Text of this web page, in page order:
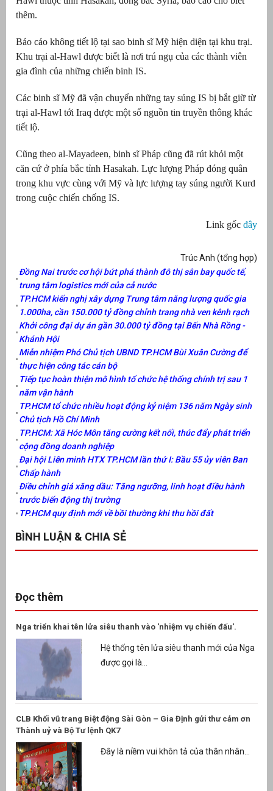
thêm.
Báo cáo không tiết lộ tại sao binh sĩ Mỹ hiện diện tại khu trại.
Khu trại al-Hawl được biết là nơi trú ngụ của các thành viên
gia đình của những chiến binh IS.
Các binh sĩ Mỹ đã vận chuyển những tay súng IS bị bắt giữ từ
trại al-Hawl tới Iraq được một số nguồn tin truyền thông khác
tiết lộ.
Cũng theo al-Mayadeen, binh sĩ Pháp cũng đã rút khỏi một
căn cứ ở phía bắc tỉnh Hasakah. Lực lượng Pháp đóng quân
trong khu vực cùng với Mỹ và lực lượng tay súng người Kurd
trong cuộc chiến chống IS.
Link gốc đây
Trúc Anh (tổng hợp)
Đồng Nai trước cơ hội bứt phá thành đô thị sân bay quốc tế,
trung tâm logistics mới của cả nước
TP.HCM kiến nghị xây dựng Trung tâm năng lượng quốc gia
1.000ha, cần 150.000 tỷ đồng chỉnh trang nhà ven kênh rạch
Khởi công đại dự án gần 30.000 tỷ đồng tại Bến Nhà Rồng -
Khánh Hội
Miễn nhiệm Phó Chủ tịch UBND TP.HCM Bùi Xuân Cường để
thực hiện công tác cán bộ
Tiếp tục hoàn thiện mô hình tổ chức hệ thống chính trị sau 1
năm vận hành
TP.HCM tổ chức nhiều hoạt động kỷ niệm 136 năm Ngày sinh
Chủ tịch Hồ Chí Minh
TP.HCM: Xã Hóc Môn tăng cường kết nối, thúc đẩy phát triển
cộng đồng doanh nghiệp
Đại hội Liên minh HTX TP.HCM lần thứ I: Bầu 55 ủy viên Ban
Chấp hành
Điều chỉnh giá xăng dầu: Tăng ngưỡng, linh hoạt điều hành
trước biến động thị trường
TP.HCM quy định mới về bồi thường khi thu hồi đất
BÌNH LUẬN & CHIA SẺ
Đọc thêm
Nga triển khai tên lửa siêu thanh vào 'nhiệm vụ chiến đấu'.
Hệ thống tên lửa siêu thanh mới của Nga
được gọi là...
CLB Khối vũ trang Biệt động Sài Gòn – Gia Định gửi thư cảm ơn
Thành uỷ và Bộ Tư lệnh QK7
Đây là niềm vui khôn tả của thân nhân...